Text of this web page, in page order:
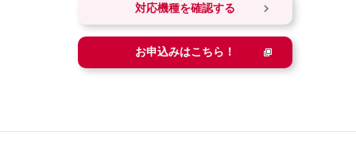
対応機種を確認する 
お申込みはこちら！